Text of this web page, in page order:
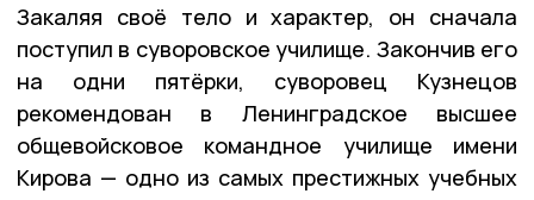
Закаляя своё тело и характер, он сначала
поступил в суворовское училище. Закончив его
на одни пятёрки, суворовец Кузнецов
рекомендован в Ленинградское высшее
общевойсковое командное училище имени
Кирова — одно из самых престижных учебных